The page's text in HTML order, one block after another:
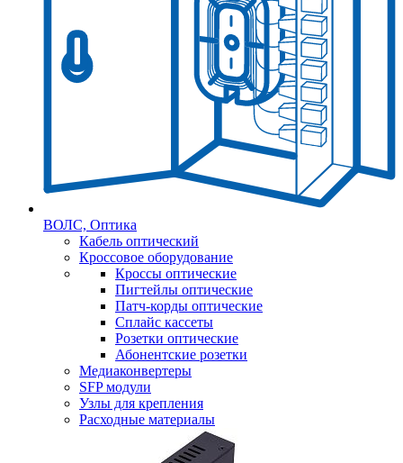
ВОЛС, Оптика
Кабель оптический
Кроссовое оборудование
Кроссы оптические
Пигтейлы оптические
Патч-корды оптические
Сплайс кассеты
Розетки оптические
Абонентские розетки
Медиаконвертеры
SFP модули
Узлы для крепления
Расходные материалы